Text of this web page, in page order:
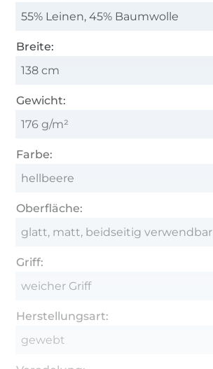
55% Leinen, 45% Baumwolle
Breite:
138 cm
Gewicht:
176 g/m²
Farbe:
hellbeere
Oberfläche:
glatt, matt, beidseitig verwendbar
Griff:
weicher Griff
Herstellungsart:
gewebt